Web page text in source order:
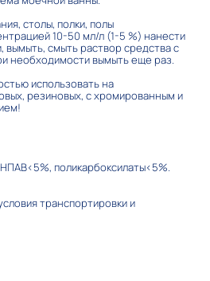
столы, полки, полы
10-50 мл/л (1-5 %) нанести
вымыть, смыть раствор средства с
необходимости вымыть еще раз.
использовать на
резиновых, с хромированным и
поликарбоксилаты<5%.
транспортировки и